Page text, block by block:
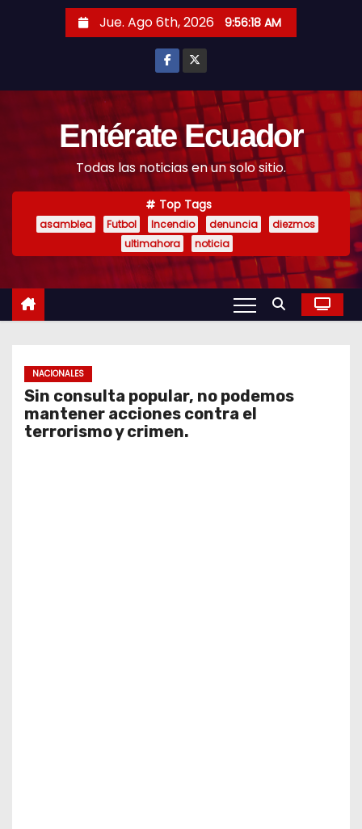
Jue. Ago 6th, 2026 9:56:19 AM
Entérate Ecuador
Todas las noticias en un solo sitio.
Top Tags
asamblea Futbol Incendio denuncia
diezmos
ultimahora
noticia
NACIONALES
Sin consulta popular, no podemos
mantener acciones contra el
terrorismo y crimen.